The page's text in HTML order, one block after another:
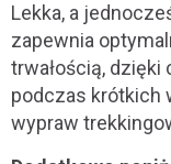
Lekka, a
zapewnia
trwałością,
podczas krótkich
wypraw